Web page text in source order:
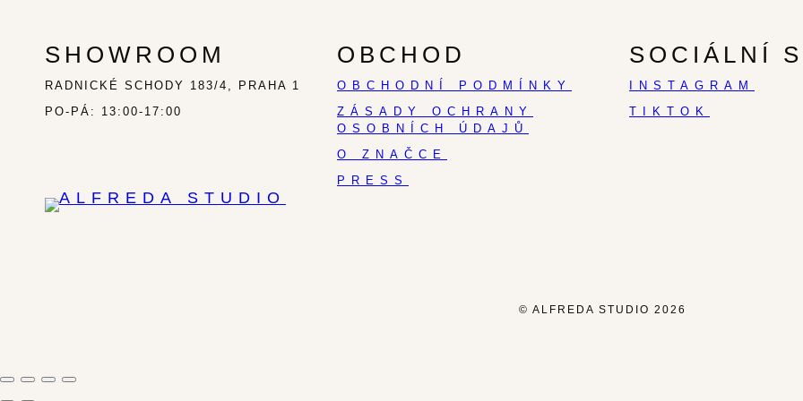
SHOWROOM
RADNICKÉ SCHODY 183/4, PRAHA 1
PO-PÁ: 13:00-17:00
OBCHOD
OBCHODNÍ PODMÍNKY
ZÁSADY OCHRANY
OSOBNÍCH ÚDAJŮ
O ZNAČCE
PRESS
SOCIÁLNÍ
INSTAGRAM
TIKTOK
© ALFREDA STUDIO 2026